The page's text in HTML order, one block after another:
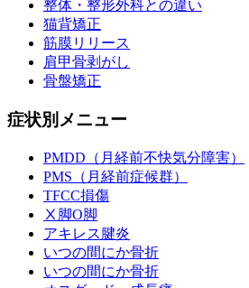
整体・整形外科との違い
猫背矯正
筋膜リリース
肩甲骨剥がし
骨盤矯正
症状別メニュー
PMDD（月経前不快気分障害）
PMS（月経前症候群）
TFCC損傷
Ⅹ脚O脚
アキレス腱炎
いつの間にか骨折
いつの間にか骨折